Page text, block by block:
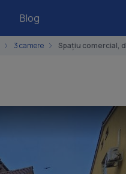
Blog
3 camere Spațiu comercial,